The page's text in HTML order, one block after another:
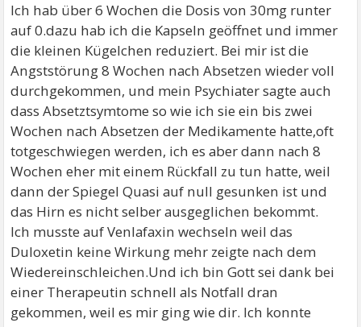
Ich hab über 6 Wochen die Dosis von 30mg runter
auf 0.dazu hab ich die Kapseln geöffnet und immer
die kleinen Kügelchen reduziert. Bei mir ist die
Angststörung 8 Wochen nach Absetzen wieder voll
durchgekommen, und mein Psychiater sagte auch
dass Absetztsymtome so wie ich sie ein bis zwei
Wochen nach Absetzen der Medikamente hatte,oft
totgeschwiegen werden, ich es aber dann nach 8
Wochen eher mit einem Rückfall zu tun hatte, weil
dann der Spiegel Quasi auf null gesunken ist und
das Hirn es nicht selber ausgeglichen bekommt.
Ich musste auf Venlafaxin wechseln weil das
Duloxetin keine Wirkung mehr zeigte nach dem
Wiedereinschleichen.Und ich bin Gott sei dank bei
einer Therapeutin schnell als Notfall dran
gekommen, weil es mir ging wie dir. Ich konnte